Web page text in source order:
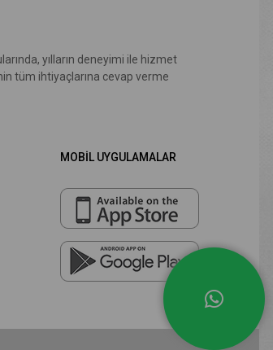
yılların deneyimi ile hizmet
tüm ihtiyaçlarına cevap verme
MOBİL UYGULAMALAR